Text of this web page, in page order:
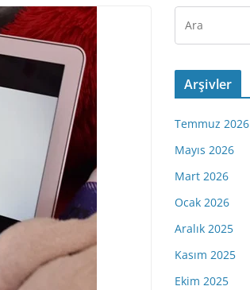
Arşivler
Temmuz 2026
Mayıs 2026
Mart 2026
Ocak 2026
Aralık 2025
Kasım 2025
Ekim 2025